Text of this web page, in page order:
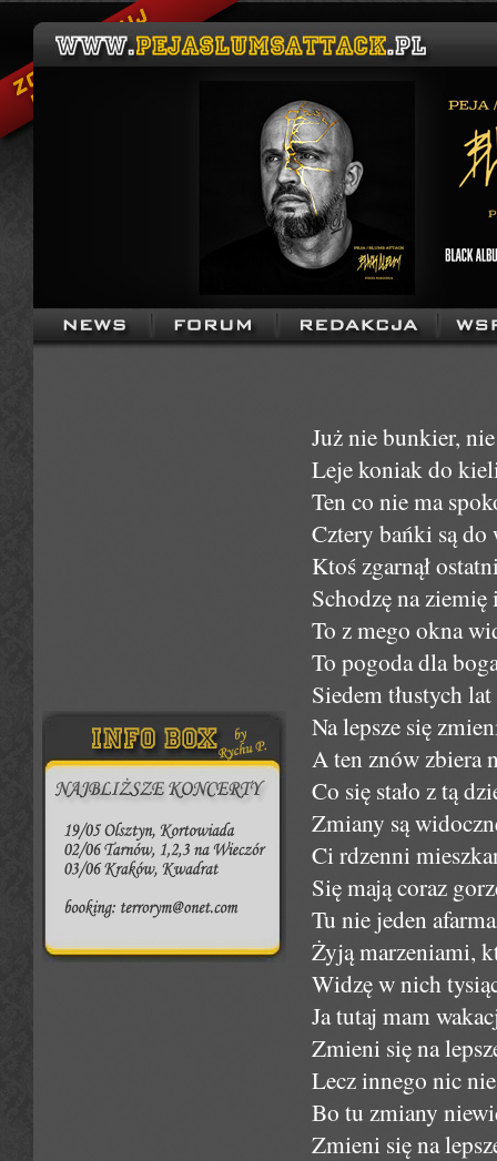
Już nie bunkier,
Leje koniak do
Ten co nie ma
Cztery bańki są
Ktoś zgarnął
Schodzę na
To z mego okna
To pogoda dla
Siedem tłustych
Na lepsze się
A ten znów zbiera
Co się stało z tą
Zmiany są
Ci rdzenni
Się mają coraz
Tu nie jeden
Żyją marzeniami,
Widzę w nich
Ja tutaj mam
Zmieni się na
Lecz innego nic
Bo tu zmiany
Zmieni się na